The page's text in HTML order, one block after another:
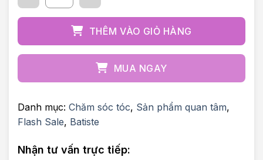
THÊM VÀO GIỎ HÀNG
MUA NGAY
Danh mục: Chăm sóc tóc, Sản phẩm quan tâm,
Flash Sale, Batiste
Nhận tư vấn trực tiếp: